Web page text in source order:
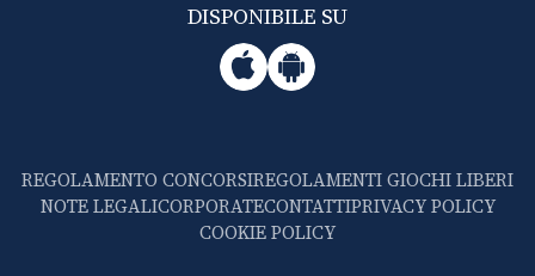
DISPONIBILE SU
REGOLAMENTO CONCORSIREGOLAMENTI GIOCHI LIBERI
NOTE LEGALICORPORATECONTATTIPRIVACY POLICY
COOKIE POLICY